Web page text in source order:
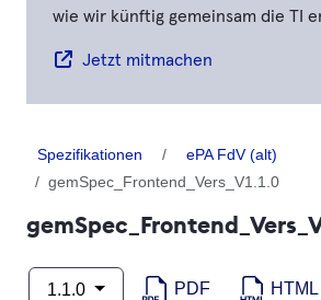
wie wir künftig gemeinsam die TI
Jetzt mitmachen
Spezifikationen
ePA FdV (alt)
gemSpec_Frontend_Vers_V1.1.0
1.1.0 PDF HTML